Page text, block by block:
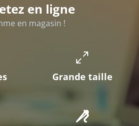
en ligne
en magasin !
Grande taille